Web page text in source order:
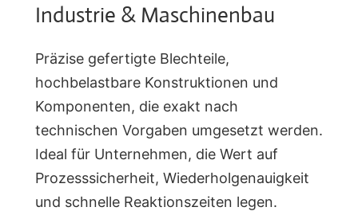
Industrie & Maschinenbau
Präzise gefertigte Blechteile,
hochbelastbare Konstruktionen und
Komponenten, die exakt nach
technischen Vorgaben umgesetzt werden.
Ideal für Unternehmen, die Wert auf
Prozesssicherheit, Wiederholgenauigkeit
und schnelle Reaktionszeiten legen.